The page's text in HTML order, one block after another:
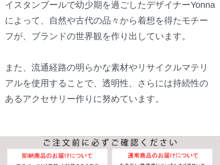
イスタンブールで幼少期を過ごしたデザイナーYonna
によって、自然や古代の品々から着想を得たモチー
フが、ブランドの世界観を作り出しています。
また、流通経路の明らかな素材やリサイクルマテリ
アルを使用することで、透明性、さらには持続性の
あるアクセサリー作りに努めています。